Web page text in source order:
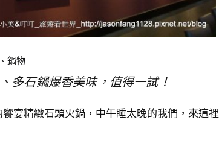
鍋物
多石鍋爆香美味，值得一試！
宴精緻石頭火鍋，中午睡太晚的我們，來這裡